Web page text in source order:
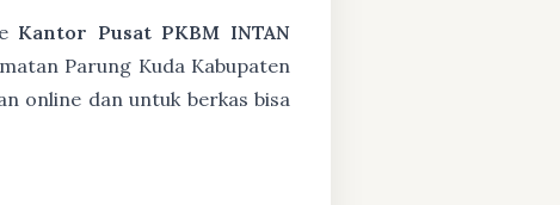
Kantor Pusat PKBM INTAN
Parung Kuda Kabupaten
online dan untuk berkas bisa